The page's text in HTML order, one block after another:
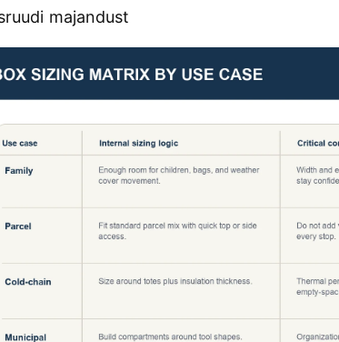
majandust